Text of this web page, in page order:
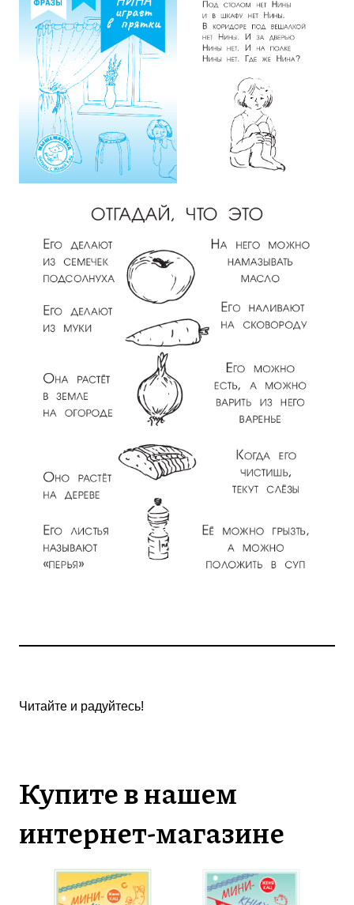
Читайте и радуйтесь!
Купите в нашем
интернет-магазине